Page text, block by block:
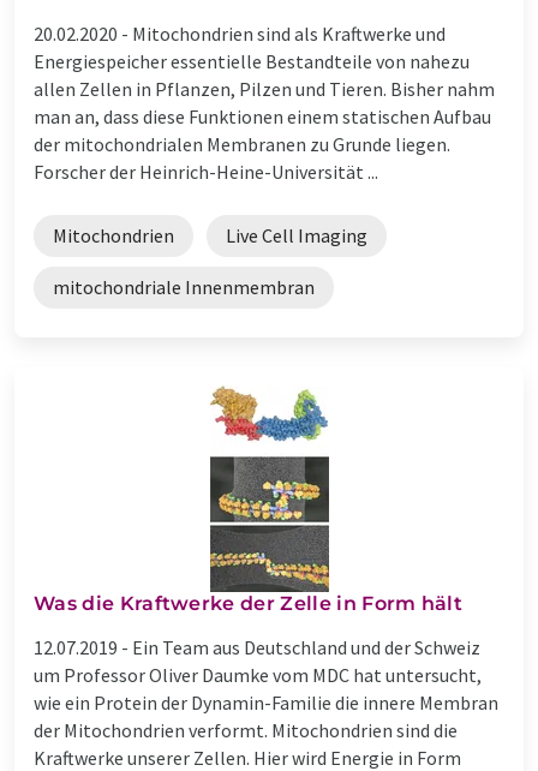
20.02.2020 - Mitochondrien sind als Kraftwerke und
Energiespeicher essentielle Bestandteile von nahezu
allen Zellen in Pflanzen, Pilzen und Tieren. Bisher nahm
man an, dass diese Funktionen einem statischen Aufbau
der mitochondrialen Membranen zu Grunde liegen.
Forscher der Heinrich-Heine-Universität ...
Mitochondrien Live Cell Imaging
mitochondriale Innenmembran
Was die Kraftwerke der Zelle in Form hält
12.07.2019 - Ein Team aus Deutschland und der Schweiz
um Professor Oliver Daumke vom MDC hat untersucht,
wie ein Protein der Dynamin-Familie die innere Membran
der Mitochondrien verformt. Mitochondrien sind die
Kraftwerke unserer Zellen. Hier wird Energie in Form